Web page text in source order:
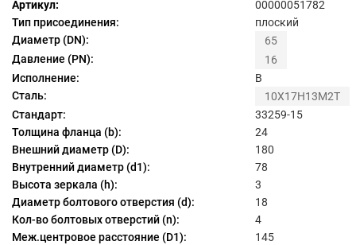
Артикул:
00000051782
Тип присоединения:
плоский
Диаметр (DN):
65
Давление (PN):
16
Исполнение:
B
Сталь:
10Х17Н13М2Т
Стандарт:
33259-15
Толщина фланца (b):
24
Внешний диаметр (D):
180
Внутренний диаметр (d1):
78
Высота зеркала (h):
3
Диаметр болтового отверстия (d):
18
Кол-во болтовых отверстий (n):
4
Меж.центровое расстояние (D1):
145